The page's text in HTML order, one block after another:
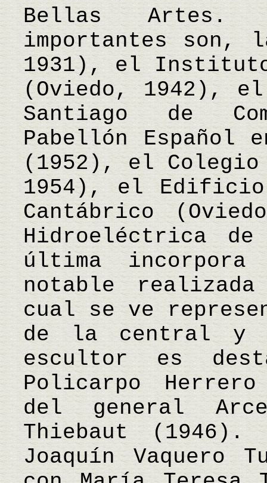
Bellas Artes.
importantes son,
1931), el
(Oviedo, 1942), el
Santiago de
Pabellón Español
(1952), el Colegio
1954), el
Cantábrico
Hidroeléctrica
última incorpora
notable
cual se ve
de la central y
escultor es
Policarpo
del general
Thiebaut
Joaquín Vaquero